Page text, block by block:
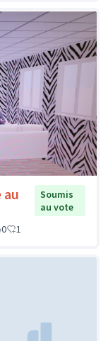
au
Soumis
au vote
0 1